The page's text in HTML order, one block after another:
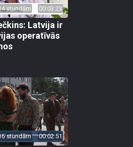
stundām 00:03:23
Latvija ir
operatīvās
stundām 00:02:51